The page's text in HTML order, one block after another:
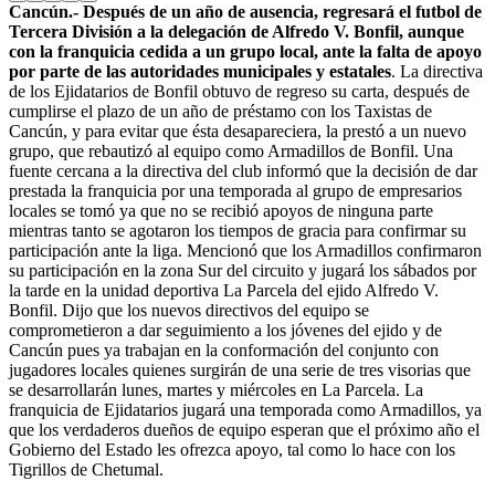
Cancún.- Después de un año de ausencia, regresará el futbol de
Tercera División a la delegación de Alfredo V. Bonfil, aunque
con la franquicia cedida a un grupo local, ante la falta de apoyo
por parte de las autoridades municipales y estatales. La directiva
de los Ejidatarios de Bonfil obtuvo de regreso su carta, después de
cumplirse el plazo de un año de préstamo con los Taxistas de
Cancún, y para evitar que ésta desapareciera, la prestó a un nuevo
grupo, que rebautizó al equipo como Armadillos de Bonfil. Una
fuente cercana a la directiva del club informó que la decisión de dar
prestada la franquicia por una temporada al grupo de empresarios
locales se tomó ya que no se recibió apoyos de ninguna parte
mientras tanto se agotaron los tiempos de gracia para confirmar su
participación ante la liga. Mencionó que los Armadillos confirmaron
su participación en la zona Sur del circuito y jugará los sábados por
la tarde en la unidad deportiva La Parcela del ejido Alfredo V.
Bonfil. Dijo que los nuevos directivos del equipo se
comprometieron a dar seguimiento a los jóvenes del ejido y de
Cancún pues ya trabajan en la conformación del conjunto con
jugadores locales quienes surgirán de una serie de tres visorias que
se desarrollarán lunes, martes y miércoles en La Parcela. La
franquicia de Ejidatarios jugará una temporada como Armadillos, ya
que los verdaderos dueños de equipo esperan que el próximo año el
Gobierno del Estado les ofrezca apoyo, tal como lo hace con los
Tigrillos de Chetumal.